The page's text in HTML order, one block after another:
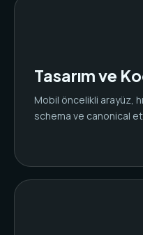
Tasarım ve
Mobil öncelikli arayüz,
schema ve canonical